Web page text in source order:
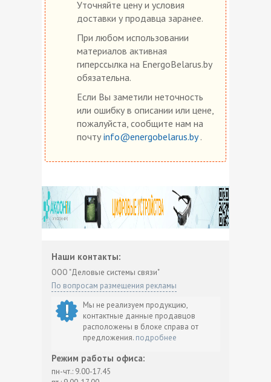
Уточняйте цену и условия
доставки у продавца заранее.
При любом использовании
материалов активная
гиперссылка на EnergoBelarus.by
обязательна.
Если Вы заметили неточность
или ошибку в описании или цене,
пожалуйста, сообщите нам на
почту info@energobelarus.by.
Наши контакты:
ООО "Деловые системы связи"
По вопросам размещения рекламы
Мы не реализуем продукцию,
контактные данные продавцов
расположены в блоке справа от
предложения. подробнее
Режим работы офиса:
пн-чт.: 9.00-17.45